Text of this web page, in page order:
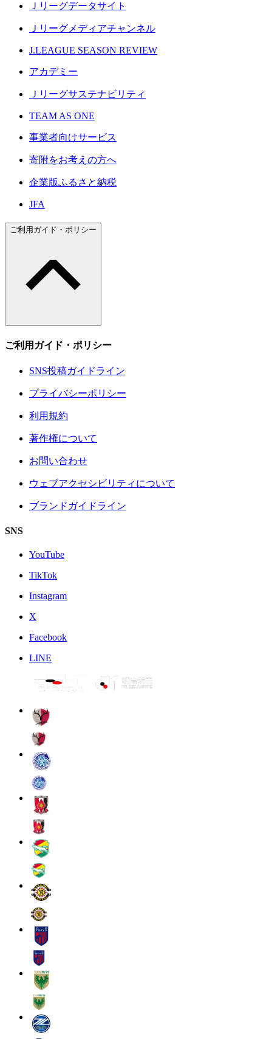
Ｊリーグデータサイト
Ｊリーグメディアチャンネル
J.LEAGUE SEASON REVIEW
アカデミー
Ｊリーグサステナビリティ
TEAM AS ONE
事業者向けサービス
寄附をお考えの方へ
企業版ふるさと納税
JFA
ご利用ガイド・ポリシー
ご利用ガイド・ポリシー
SNS投稿ガイドライン
プライバシーポリシー
利用規約
著作権について
お問い合わせ
ウェブアクセシビリティについて
ブランドガイドライン
SNS
YouTube
TikTok
Instagram
X
Facebook
LINE